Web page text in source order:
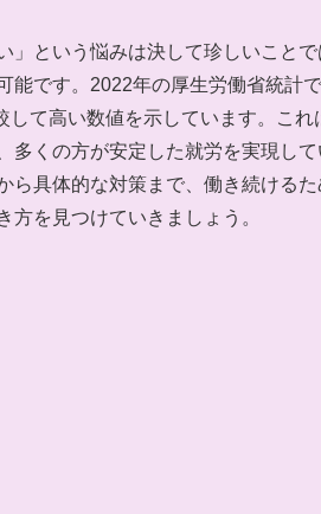
」という悩みは決して珍しいこと
能です。2022年の厚生労働省統計
て高い数値を示しています。こ
くの方が安定した就労を実現し
ら具体的な対策まで、働き続ける
を見つけていきましょう。